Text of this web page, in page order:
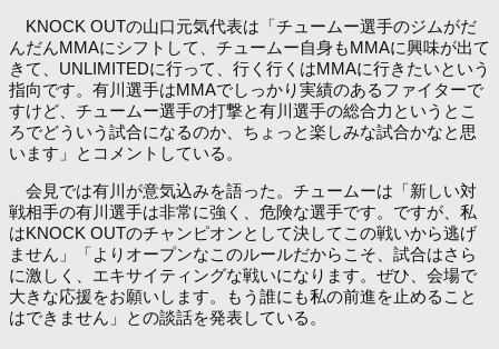
KNOCK OUTの山口元気代表は「チュームー選手のジムがだ
んだんMMAにシフトして、チュームー自身もMMAに興味が出て
きて、UNLIMITEDに行って、行く行くはMMAに行きたいという
指向です。有川選手はMMAでしっかり実績のあるファイターで
すけど、チュームー選手の打撃と有川選手の総合力というとこ
ろでどういう試合になるのか、ちょっと楽しみな試合かなと思
います」とコメントしている。
会見では有川が意気込みを語った。チュームーは「新しい対
戦相手の有川選手は非常に強く、危険な選手です。ですが、私
はKNOCK OUTのチャンピオンとして決してこの戦いから逃げ
ません」「よりオープンなこのルールだからこそ、試合はさら
に激しく、エキサイティングな戦いになります。ぜひ、会場で
大きな応援をお願いします。もう誰にも私の前進を止めること
はできません」との談話を発表している。